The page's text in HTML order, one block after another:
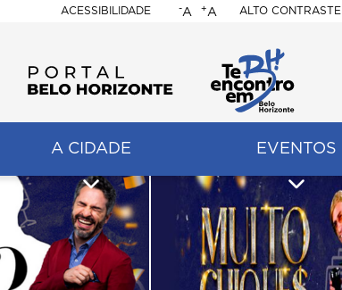
ACESSIBILIDADE
BELO
HORIZONTE
-A +A ALTO CONTRASTE
A CIDADE EVENTOS